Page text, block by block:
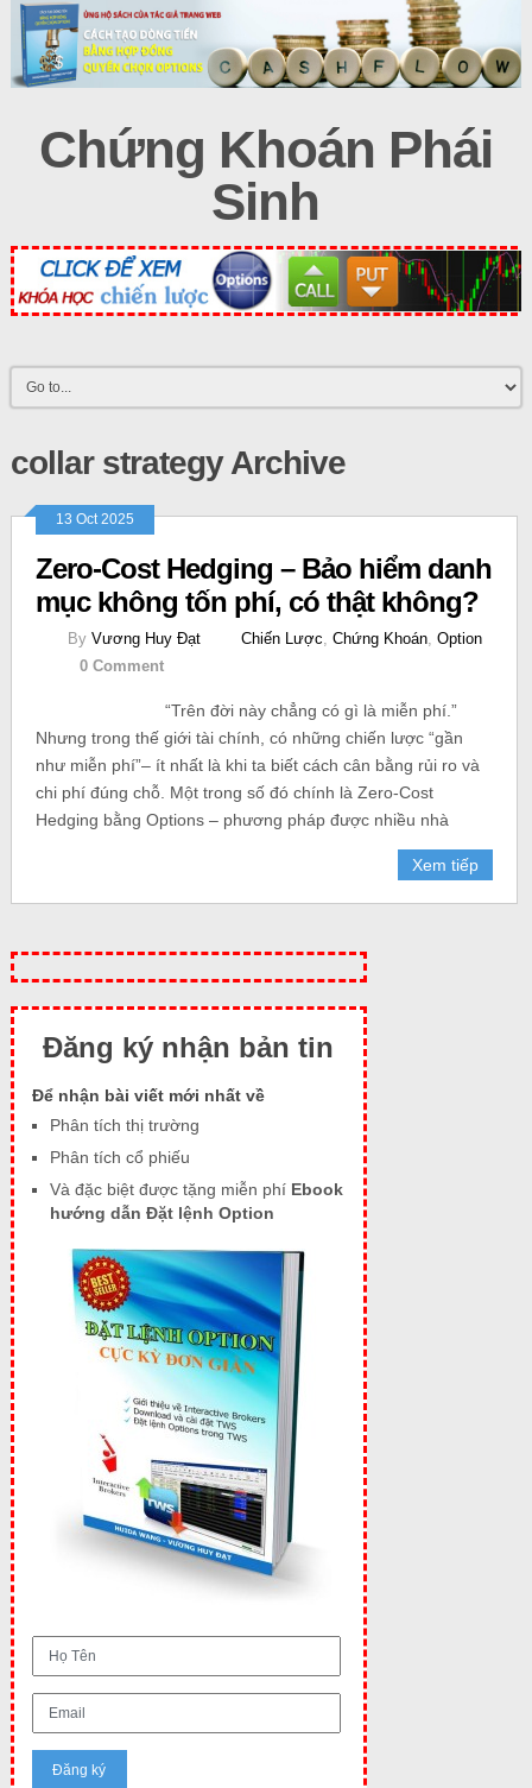
Chứng Khoán Phái
Sinh
collar strategy Archive
13 Oct 2025
Zero-Cost Hedging – Bảo hiểm danh
mục không tốn phí, có thật không?
By Vương Huy Đạt Chiến Lược Chứng Khoán, Option
0 Comment
“Trên đời này chẳng có gì là miễn phí.”
Nhưng trong thế giới tài chính, có những chiến lược “gần
như miễn phí”– ít nhất là khi ta biết cách cân bằng rủi ro và
chi phí đúng chỗ. Một trong số đó chính là Zero-Cost
Hedging bằng Options – phương pháp được nhiều nhà
Xem tiếp
Đăng ký nhận bản tin
Để nhận bài viết mới nhất về
Phân tích thị trường
Phân tích cổ phiếu
Và đặc biệt được tặng miễn phí Ebook
hướng dẫn Đặt lệnh Option